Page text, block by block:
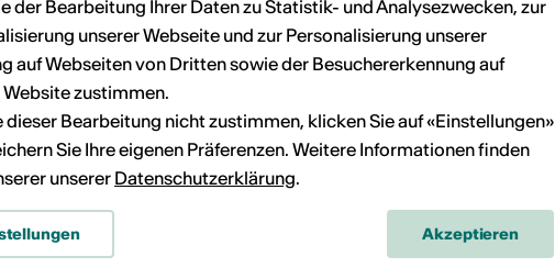
dans notre palette de prestations. Spectacle
s’accroît et des liens forts se tissent avec les
nous souhaitons mettre en avant.
der Bearbeitung Ihrer Daten zu Statistik- und Analysezwecken, zur
unserer Webseite und zur Personalisierung unserer
auf Webseiten von Dritten sowie der Besuchererkennung auf
Website zustimmen.
dieser Bearbeitung nicht zustimmen, klicken Sie auf «Einstellungen»
Sie Ihre eigenen Präferenzen. Weitere Informationen finden
unserer Datenschutzerklärung.
Akzeptieren